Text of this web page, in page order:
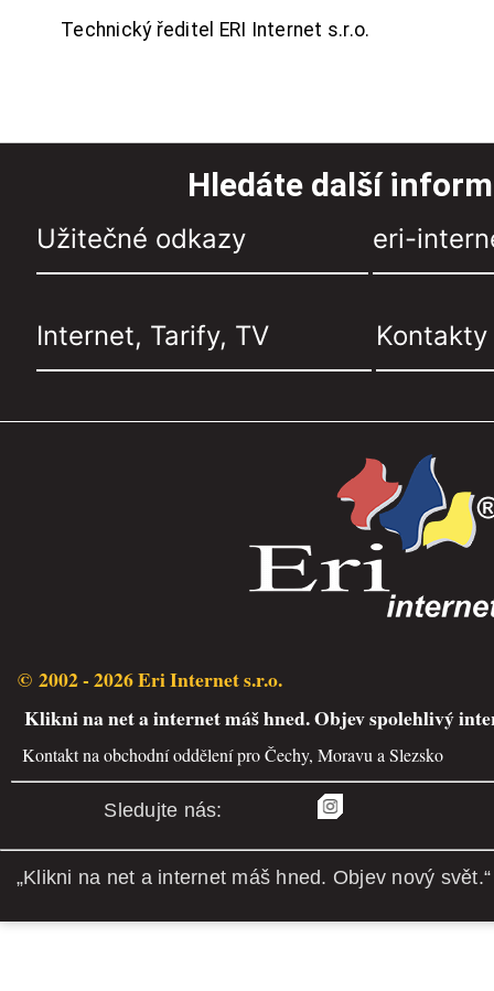
Technický ředitel ERI Internet s.r.o.
Hledáte další
Užitečné odkazy eri-
Internet, Tarify, TV Kontakty
© 2002 - 2026 Eri Internet s.r.o.
Klikni na net a internet máš hned. Objev spolehlivý
Kontakt na obchodní oddělení pro Čechy, Moravu a Slezsko
Sledujte nás:
„Klikni na net a internet máš hned. Objev nový svět.“